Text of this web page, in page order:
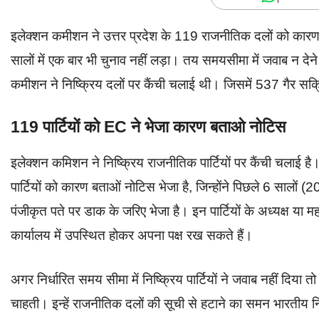
इलेक्शन कमीशन ने उत्तर प्रदेश के 119 राजनीतिक दलों को
सालों में एक बार भी चुनाव नहीं लड़ा। तय समयसीमा में जवाब न
कमीशन ने निष्क्रिय दलों पर कैंची चलाई थी। जिसमें 537 गैर
119 पार्टियों को EC ने भेजा कारण बताओ नोटिस
इलेक्शन कमिशन ने निष्क्रिय राजनीतिक पार्टियों पर कैंची चलाई
पार्टियों को कारण बताओं नोटिस भेजा है, जिन्होंने पिछले 6 सालों
पंजीकृत पते पर डाक के जरिए भेजा है। इन पार्टियों के अध्यक्ष या
कार्यालय में उपस्थित होकर अपना पक्ष रख सकते हैं।
अगर निर्धारित समय सीमा में निष्क्रिय पार्टियों ने जवाब नहीं दिया
चाहती। इन्हें राजनीतिक दलों की सूची से हटाने का समन भारतीय